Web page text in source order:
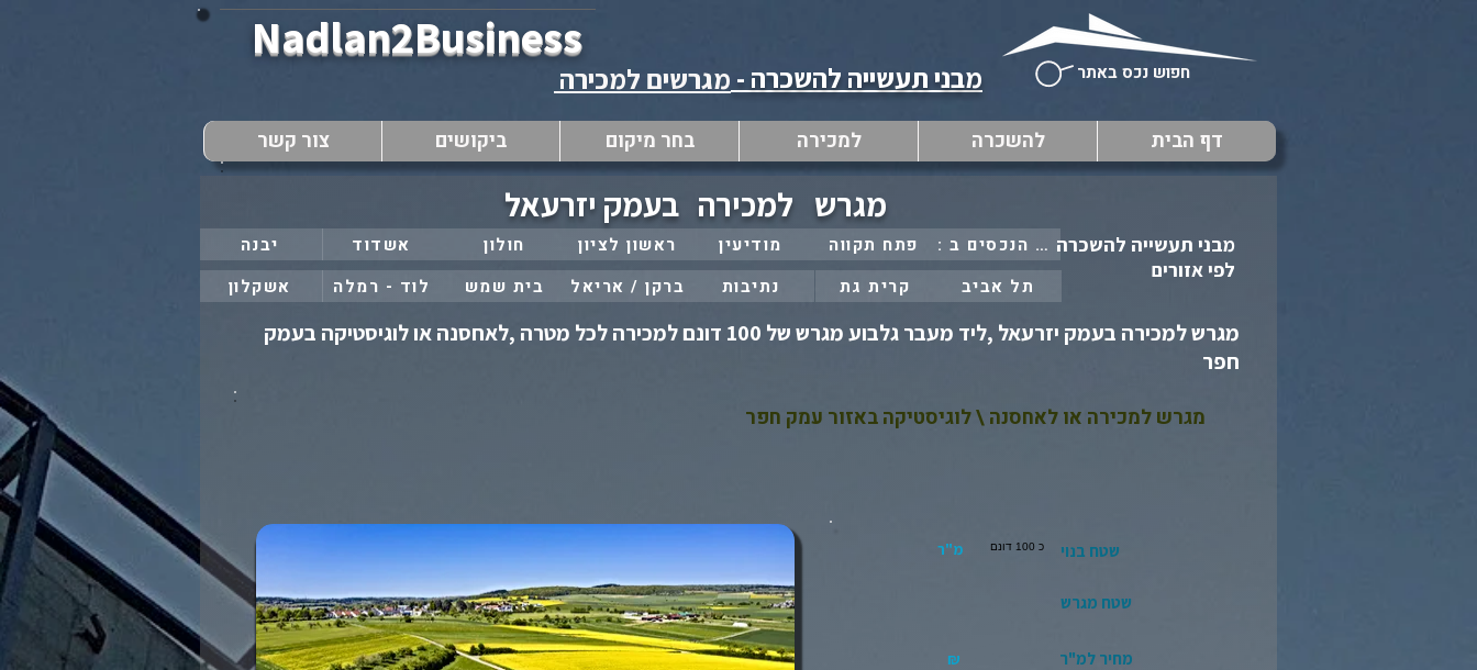
חפוש נכס באתר
Nadlan2Business
מגרשים למכירה מבני תעשייה להשכרה -
דף הבית להשכרה למכירה בחר מיקום ביקושים צור קשר
מגרש בעמק יזרעאל למכירה
מבני תעשייה להשכרה
לפי אזורים
: כל הנכסים ב
פתח תקווה
קרית גת
תל אביב
מודיעין ראשון לציון חולון אשדוד
יבנה
נתיבות
ברקן / אריאל בית שמש לוד - רמלה אשקלון
מגרש למכירה בעמק יזרעאל ,ליד מעבר גלבוע מגרש של 100 דונם למכירה לכל מטרה ,לאחסנה או לוגיסטיקה בעמק
חפר
מגרש למכירה או לאחסנה \ לוגיסטיקה באזור עמק חפר
שטח בנוי כ 100 דונם מ"ר
שטח מגרש
מחיר למ"ר ₪